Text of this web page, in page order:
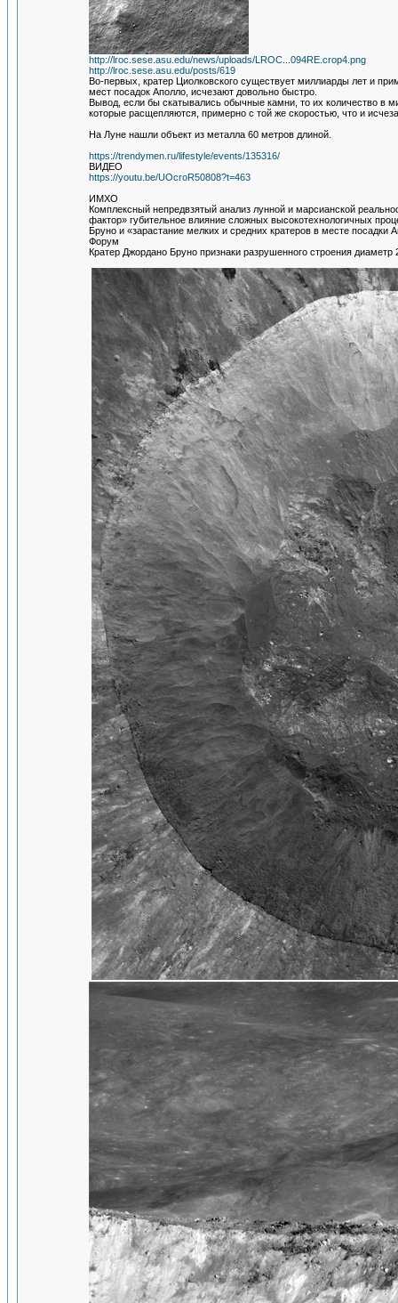
http://lroc.sese.asu.edu/news/uploads/LROC...094RE.crop4.png
http://lroc.sese.asu.edu/posts/619
Во-первых, кратер Циолковского существует миллиарды лет и
мест посадок Аполло, исчезают довольно быстро.
Вывод, если бы скатывались обычные камни, то их количество в
которые расщепляются, примерно с той же скоростью, что и
На Луне нашли объект из металла 60 метров длиной.
https://trendymen.ru/lifestyle/events/135316/
ВИДЕО
https://youtu.be/UOcroR50808?t=463
ИМХО
Комплексный непредвзятый анализ лунной и марсианской
фактор» губительное влияние сложных высокотехнологичных
Бруно и «зарастание мелких и средних кратеров в месте посадки
Форум
Кратер Джордано Бруно признаки разрушенного строения